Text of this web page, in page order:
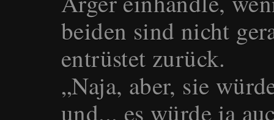
beiden sind nicht
entrüstet zurück.
„Naja, aber, sie
und... es würde ja